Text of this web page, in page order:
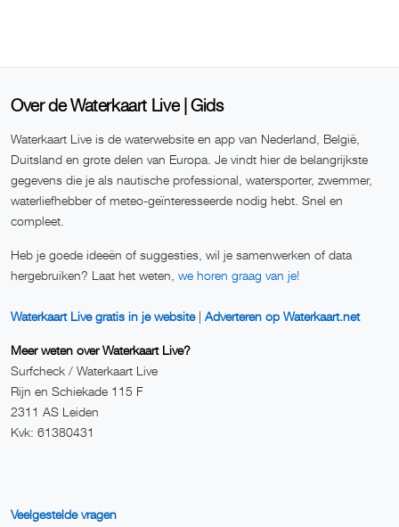
Over de Waterkaart Live | Gids
Waterkaart Live is de waterwebsite en app van Nederland, België,
Duitsland en grote delen van Europa. Je vindt hier de belangrijkste
gegevens die je als nautische professional, watersporter, zwemmer,
waterliefhebber of meteo-geïnteresseerde nodig hebt. Snel en
compleet.
Heb je goede ideeën of suggesties, wil je samenwerken of data
hergebruiken? Laat het weten, we horen graag van je!
Waterkaart Live gratis in je website| Adverteren op Waterkaart.net
Meer weten over Waterkaart Live?
Surfcheck / Waterkaart Live
Rijn en Schiekade 115 F
2311 AS Leiden
Kvk: 61380431
Veelgestelde vragen